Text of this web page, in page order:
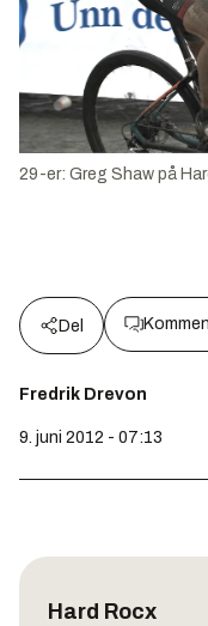
29-er: Greg Shaw på
Del
Fredrik Drevon
9. juni 2012 - 07:13
Hard Rocx